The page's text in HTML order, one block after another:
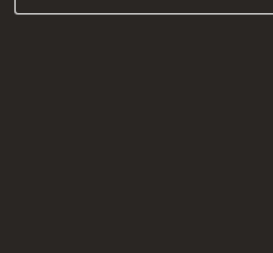
Betriebshof